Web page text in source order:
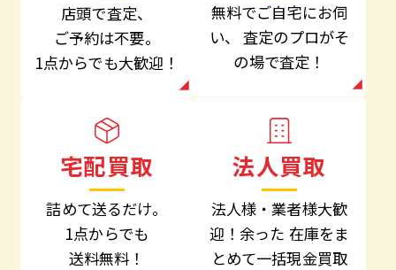
店頭で査定、
ご予約は不要。
1点からでも大歓迎！
無料でご自宅にお伺
い、 査定のプロがそ
の場で査定！
宅配買取
詰めて送るだけ。
1点からでも
送料無料！
法人買取
法人様・業者様大歓
迎！余った 在庫をま
とめて一括現金買取